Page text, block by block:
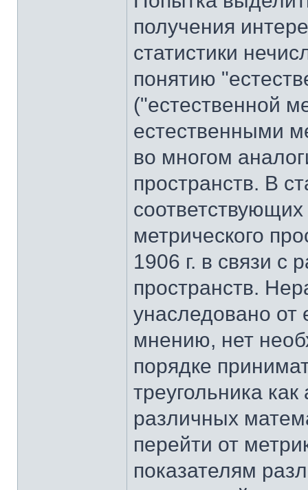
получения
статистики
понятию
("естественной
естественными
во многом
пространств. В
метрического
1906 г. в связи с
пространств.
унаследовано
мнению, нет
порядке
треугольника
различных
перейти от
показателям